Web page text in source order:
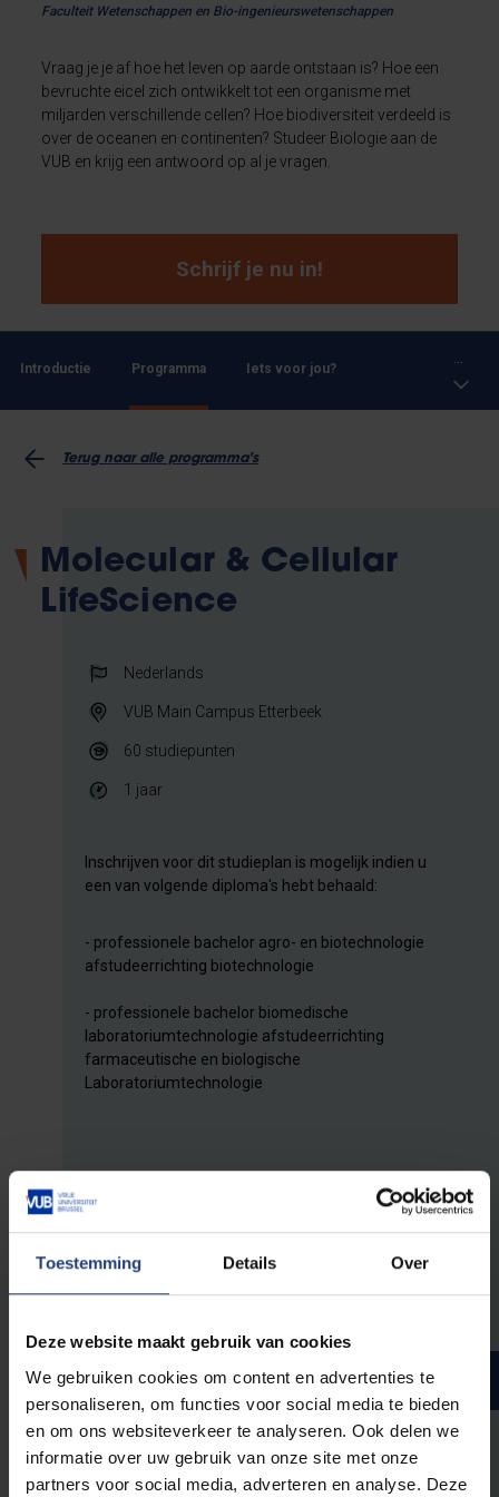
Toestemming Details Over
Deze website maakt gebruik van cookies
We gebruiken cookies om content en advertenties te
personaliseren, om functies voor social media te bieden
en om ons websiteverkeer te analyseren. Ook delen we
informatie over uw gebruik van onze site met onze
partners voor social media, adverteren en analyse. Deze
Faculteit Wetenschappen en Bio-ingenieurswetenschappen
Vraag je je af hoe het leven op aarde ontstaan is? Hoe een
bevruchte eicel zich ontwikkelt tot een organisme met
miljarden verschillende cellen? Hoe biodiversiteit verdeeld is
over de oceanen en continenten? Studeer Biologie aan de
VUB en krijg een antwoord op al je vragen.
Schrijf je nu in!
Introductie Programma Iets voor jou?
Terug naar alle programma's
Molecular & Cellular
LifeScience
Nederlands
VUB Main Campus Etterbeek
60 studiepunten
1 jaar
Inschrijven voor dit studieplan is mogelijk indien u
een van volgende diploma's hebt behaald:
- professionele bachelor agro- en biotechnologie
afstudeerrichting biotechnologie
- professionele bachelor biomedische
laboratoriumtechnologie afstudeerrichting
farmaceutische en biologische
Laboratoriumtechnologie
Schakelprogramma Master
of Science in de Biologie:
Molecular & Cellular
LifeScience
Programma Studiepunten
Verplichte opleidingsonderdelen